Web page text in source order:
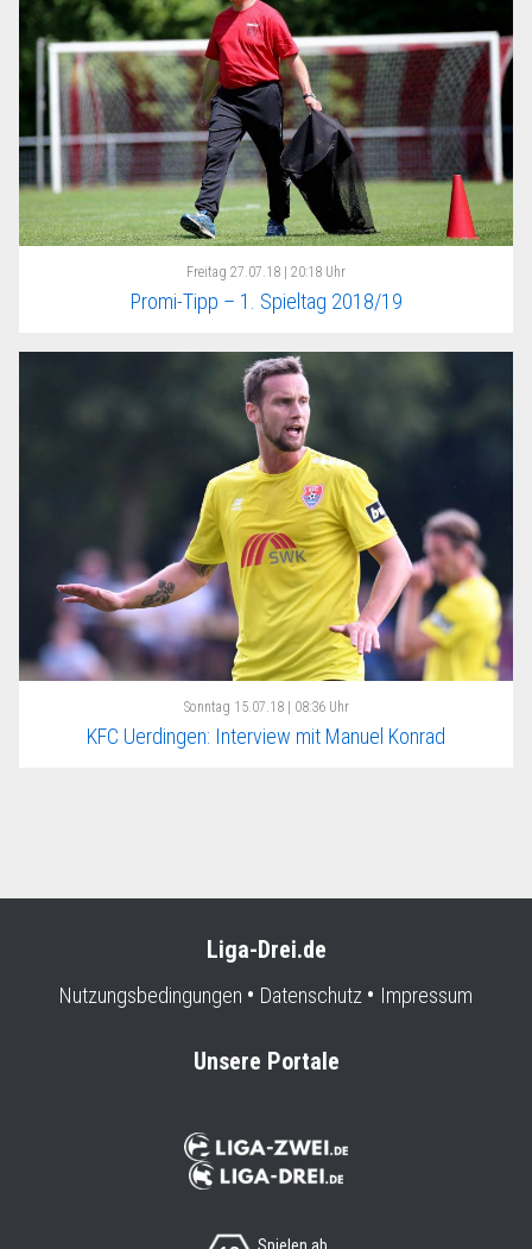
Freitag 27.07.18 | 20:18 Uhr
Promi-Tipp – 1. Spieltag 2018/19
Sonntag 15.07.18 | 08:36 Uhr
KFC Uerdingen: Interview mit Manuel Konrad
Liga-Drei.de
Nutzungsbedingungen Datenschutz Impressum
Unsere Portale